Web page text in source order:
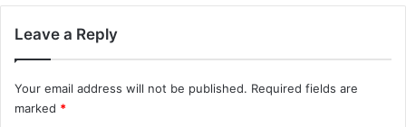
Leave a Reply
Your email address will not be published. Required fields are
marked *